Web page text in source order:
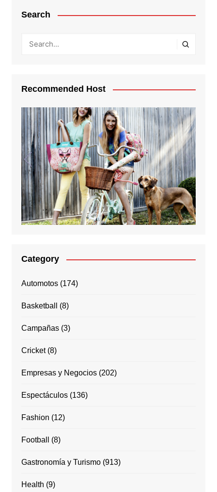
Search
Recommended Host
Category
Automotos(174)
Basketball (8)
Campañas(3)
Cricket(8)
Empresas y Negocios(202)
Espectáculos(136)
Fashion (12)
Football (8)
Gastronomía y Turismo(913)
Health (9)